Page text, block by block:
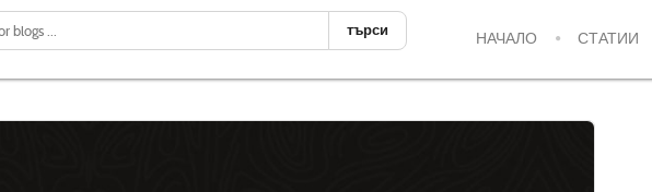
търси НАЧАЛО СТАТИИ